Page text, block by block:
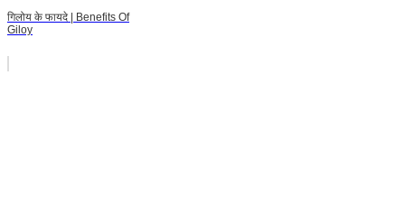
गिलोय के फायदे | Benefits Of
Giloy